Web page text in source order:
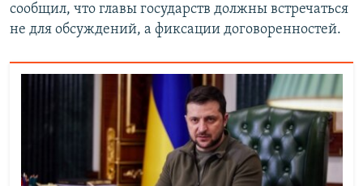
сообщил, что главы государств должны встречаться
не для обсуждений, а фиксации договоренностей.